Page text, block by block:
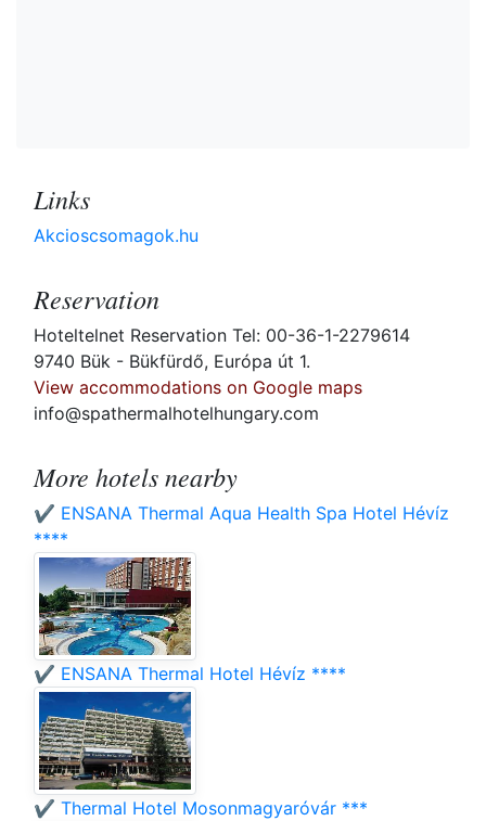
Links
Akcioscsomagok.hu
Reservation
Hoteltelnet Reservation Tel: 00-36-1-2279614
9740 Bük - Bükfürdő, Európa út 1.
View accommodations on Google maps
info@spathermalhotelhungary.com
More hotels nearby
✔️ ENSANA Thermal Aqua Health Spa Hotel Hévíz
****
✔️ ENSANA Thermal Hotel Hévíz ****
✔️ Thermal Hotel Mosonmagyaróvár ***